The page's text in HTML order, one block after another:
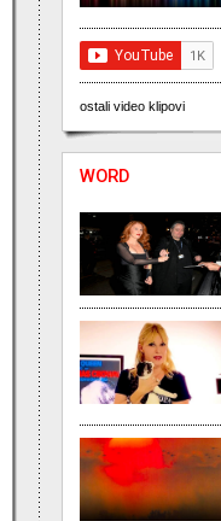
ostali video klipovi
WORD